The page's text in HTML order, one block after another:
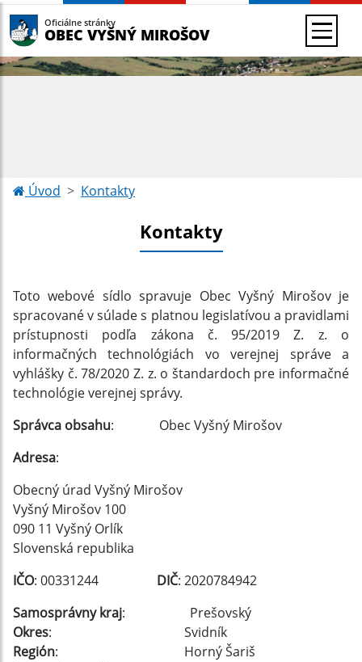
Oficiálne stránky
OBEC VYŠNÝ MIROŠOV
Úvod Kontakty
Kontakty
Toto webové sídlo spravuje Obec Vyšný Mirošov je
spracované v súlade s platnou legislatívou a pravidlami
prístupnosti podľa zákona č. 95/2019 Z. z. o
informačných technológiách vo verejnej správe a
vyhlášky č. 78/2020 Z. z. o štandardoch pre informačné
technológie verejnej správy.
Správca obsahu: Obec Vyšný Mirošov
Adresa:
Obecný úrad Vyšný Mirošov
Vyšný Mirošov 100
090 11 Vyšný Orlík
Slovenská republika
IČO: 00331244 DIČ: 2020784942
Samosprávny kraj: Prešovský
Okres: Svidník
Región: Horný Šariš